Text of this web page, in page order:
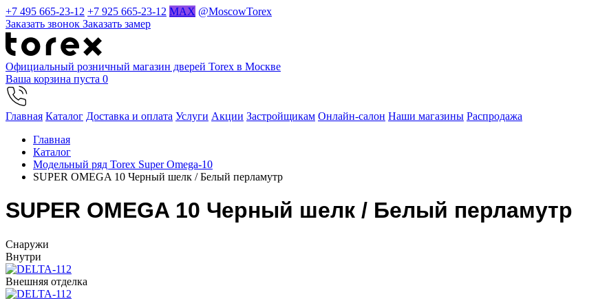
+7 495 665-23-12 +7 925 665-23-12 MAX @MoscowTorex
Заказать звонок Заказать замер
Официальный розничный магазин дверей Torex в Москве
Ваша корзина пуста 0
Главная Каталог Доставка и оплата Услуги Акции Застройщикам Онлайн-салон Наши магазины Распродажа
Главная
Каталог
Модельный ряд Torex Super Omega-10
SUPER OMEGA 10 Черный шелк / Белый перламутр
SUPER OMEGA 10 Черный шелк / Белый перламутр
Cнаружи
Внутри
Внешняя отделка